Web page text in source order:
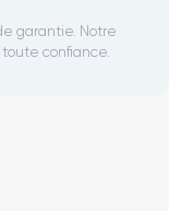
garantie. Notre
confiance.